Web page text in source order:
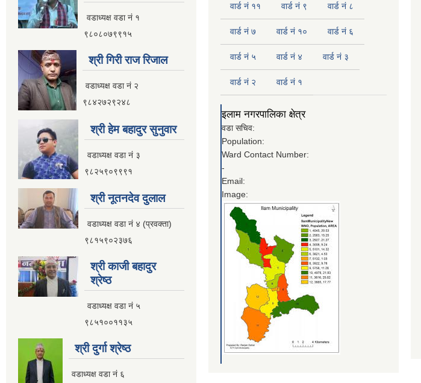
वडाध्यक्ष वडा न‌ं १
९८०८०७९९१५
श्री गिरी राज रिजाल
वडाध्यक्ष वडा नं २
९८४२७२९२४८
श्री हेम बहादुर सुनुवार
वडाध्यक्ष वडा नं ३
९८२५९०९९९१
श्री नूतनदेव दुलाल
वडाध्यक्ष वडा नं ४ (प्रवक्ता)
९८१५९०२३७६
श्री काजी बहादुर
श्रेष्ठ
वडाध्यक्ष वडा नं ५
९८५१००११३५
श्री दुर्गा श्रेष्ठ
वडाध्यक्ष वडा नं ६
वार्ड नं ११ वार्ड नं ९ वार्ड नं ८
वार्ड नं ७ वार्ड नं १० वार्ड नं ६
वार्ड नं ५ वार्ड नं ४ वार्ड नं ३
वार्ड नं २ वार्ड नं १
इलाम नगरपालिका क्षेत्र
वडा सचिव:
Population:
Ward Contact Number:
-
Email:
Image: